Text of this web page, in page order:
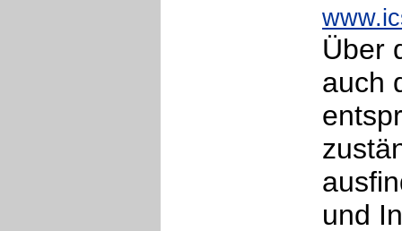
Über
auch
und